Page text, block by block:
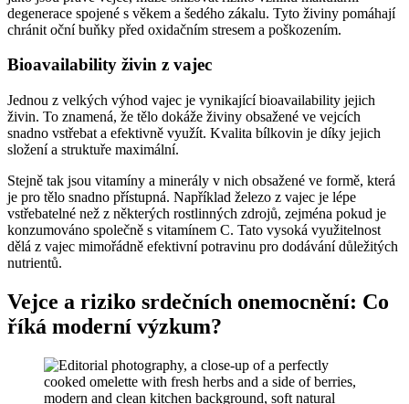
degenerace spojené s věkem a šedého zákalu. Tyto živiny pomáhají
chránit oční buňky před oxidačním stresem a poškozením.
Bioavailability živin z vajec
Jednou z velkých výhod vajec je vynikající bioavailability jejich
živin. To znamená, že tělo dokáže živiny obsažené ve vejcích
snadno vstřebat a efektivně využít. Kvalita bílkovin je díky jejich
složení a struktuře maximální.
Stejně tak jsou vitamíny a minerály v nich obsažené ve formě, která
je pro tělo snadno přístupná. Například železo z vajec je lépe
vstřebatelné než z některých rostlinných zdrojů, zejména pokud je
konzumováno společně s vitamínem C. Tato vysoká využitelnost
dělá z vajec mimořádně efektivní potravinu pro dodávání důležitých
nutrientů.
Vejce a riziko srdečních onemocnění: Co
říká moderní výzkum?